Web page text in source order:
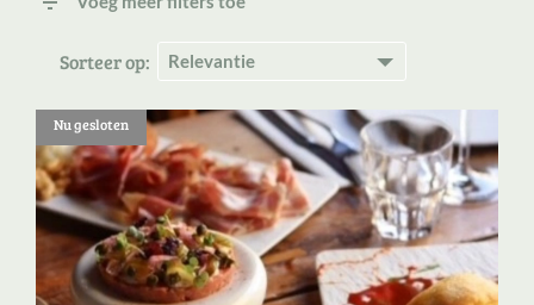
Sorteer op:
Nu gesloten